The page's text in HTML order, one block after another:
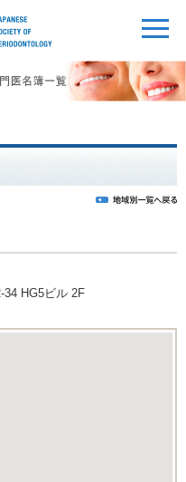
34 HG5ビル 2F